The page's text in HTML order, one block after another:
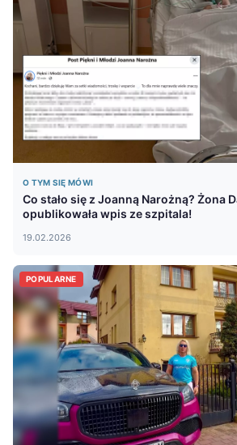
O TYM SIĘ MÓWI
Co stało się z Joanną Narożną? Żona
opublikowała wpis ze szpitala!
19.02.2026
POPULARNE